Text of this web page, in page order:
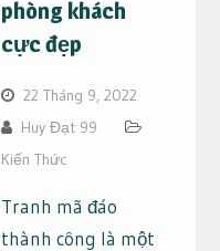
phòng khách
cực đẹp
22 Tháng 9, 2022
Huy Đạt 99
Kiến Thức
Tranh mã đáo
thành công là một